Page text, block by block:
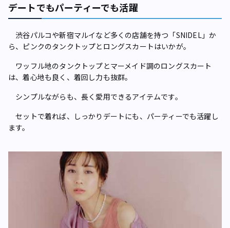
デートでもパーティーでも活躍
渋谷パルコや新宿マルイなど多くの店舗を持つ「SNIDEL」か
ら、ピンクのタンクトップとロングスカートはいかが。
ワッフル地のタンクトップとマーメイド調のロングスカート
は、着心地も良く、着回し力も抜群。
シンプルながらも、長く愛用できるアイテムです。
セットで着れば、しっかりデートにも、パーティーでも活躍し
ます。